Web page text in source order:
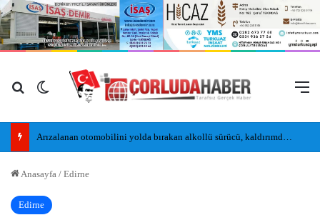
Arama yap ...
Dış görünümü değiştir
Anasayfa / Edirne
Edirne